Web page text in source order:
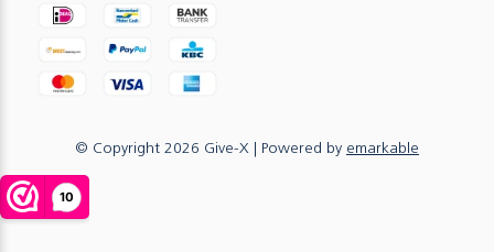
© Copyright 2026 Give-X | Powered by emarkable